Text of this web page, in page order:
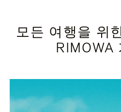
모든 여행을 위
RIMOWA